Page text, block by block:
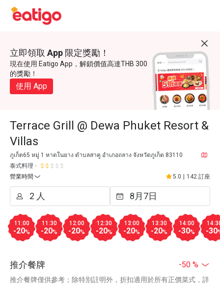
立即領取 App 限定獎勵！
現在使用 Eatigo App，解鎖價值高達THB 300
的獎勵！
使用 App
Terrace Grill @ Dewa Phuket Resort &
Villas
ภูเก็ต65 หมู่ 1 หาดในยาง ตำบลสาคู อำเภอถลาง จังหวัดภูเก็ต 83110
泰式料理
營業時間
5.0 142 訂座
11:00
-20%
11:30
-20%
12:00
-20%
12:30
-20%
13:00
-20%
13:30
-20%
14:00
-30% -30
推介餐牌 -50 %
推介餐牌僅供參考；除特別註明外，折扣適用於所有正價菜式，詳